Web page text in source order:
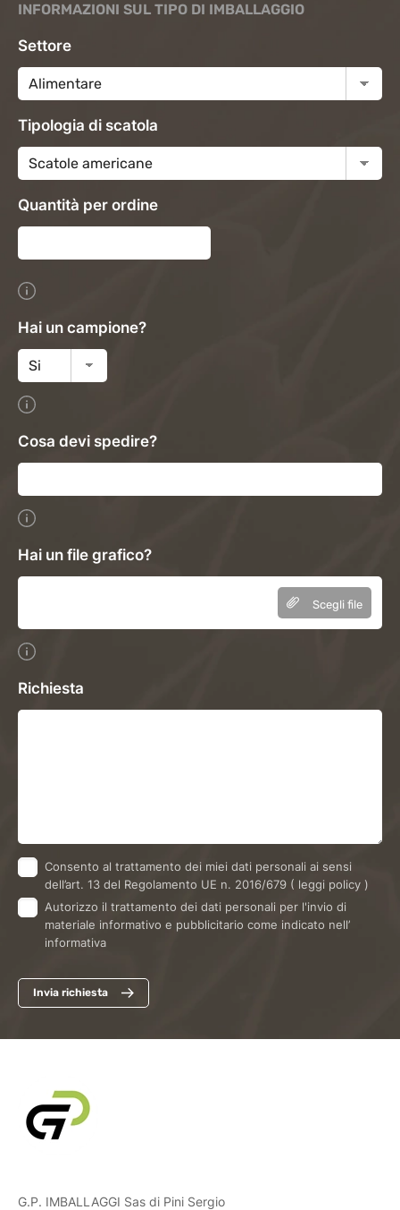
INFORMAZIONI SUL TIPO DI IMBALLAGGIO
Settore
Tipologia di scatola
Quantità per ordine
Hai un campione?
Cosa devi spedire?
Hai un file grafico?
Scegli file
Richiesta
Consento al trattamento dei miei dati personali ai sensi
dell’art. 13 del Regolamento UE n. 2016/679 ( leggi policy )
Autorizzo il trattamento dei dati personali per l'invio di
materiale informativo e pubblicitario come indicato nell’
informativa
Invia richiesta
G.P. IMBALLAGGI Sas di Pini Sergio